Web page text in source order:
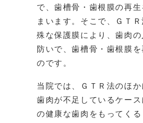
で、歯槽骨・歯根膜の再生
まいます。そこで、ＧＴ
殊な保護膜により、歯肉
防いで、歯槽骨・歯根膜
のです。
当院では、ＧＴＲ法のほ
歯肉が不足しているケー
の健康な歯肉をもってく